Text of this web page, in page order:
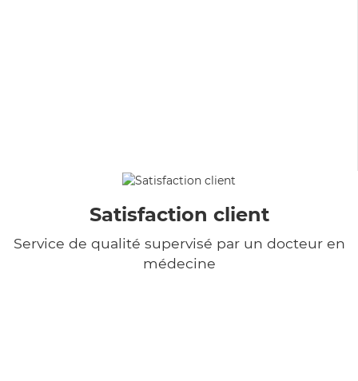
Satisfaction client
Service de qualité supervisé par un docteur en
médecine